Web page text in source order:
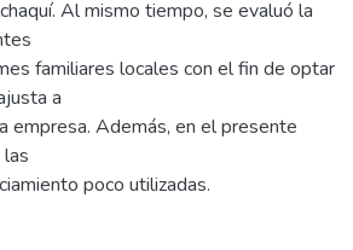
Al mismo tiempo, se evaluó la
familiares locales con el fin de optar
a
empresa. Además, en el presente
poco utilizadas.